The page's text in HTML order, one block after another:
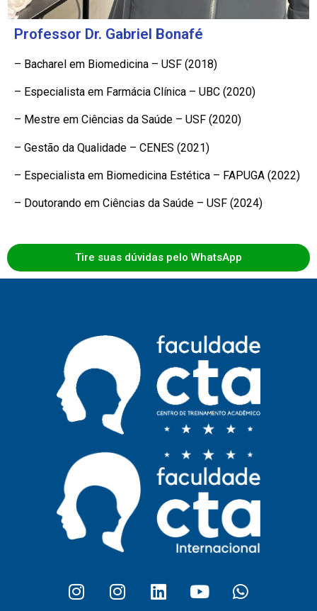
Professor Dr. Gabriel Bonafé
– Bacharel em Biomedicina – USF (2018)
– Especialista em Farmácia Clínica – UBC (2020)
– Mestre em Ciências da Saúde – USF (2020)
– Gestão da Qualidade – CENES (2021)
– Especialista em Biomedicina Estética – FAPUGA (2022)
– Doutorando em Ciências da Saúde – USF (2024)
Tire suas dúvidas pelo WhatsApp